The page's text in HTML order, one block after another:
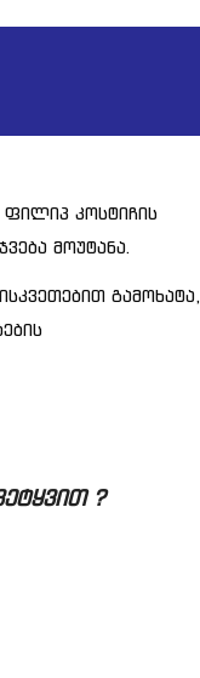
ფილიპ კოსტიჩის
მოუტანა.
გამოხატა,
?